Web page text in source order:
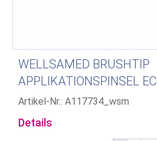
WELLSAMED BRUSHTIP
APPLIKATIONSPINSEL
Artikel-Nr.: A117734_wsm
Details